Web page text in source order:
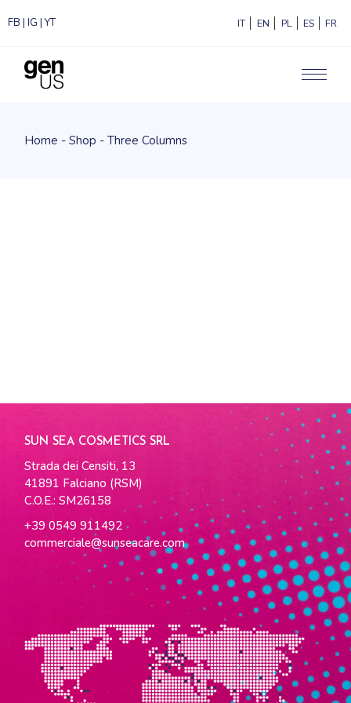
FB | IG |YT ITALIANOENGLISHPOLSKI
Home Shop Three Columns
SUN SEA COSMETICS SRL
Strada dei Censiti, 13
41891 Falciano (RSM)
C.O.E.: SM26158
+39 0549 911492
commerciale@sunseacare.com